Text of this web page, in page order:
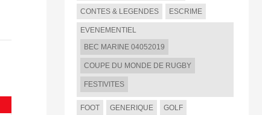
CONTES & LEGENDES ESCRIME
EVENEMENTIEL
BEC MARINE 04052019
COUPE DU MONDE DE RUGBY
FESTIVITES
FOOT GENERIQUE GOLF